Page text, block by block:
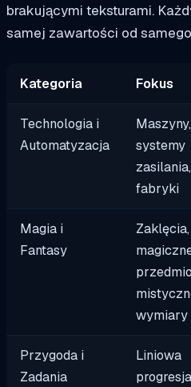
brakującymi teksturami.
samej zawartości od
Kategoria Fokus
Technologia i
Automatyzacja
Maszyny,
systemy
zasilania,
fabryki
Magia i
Fantasy
Zaklęcia,
wymiary
Przygoda i
Zadania
Liniowa